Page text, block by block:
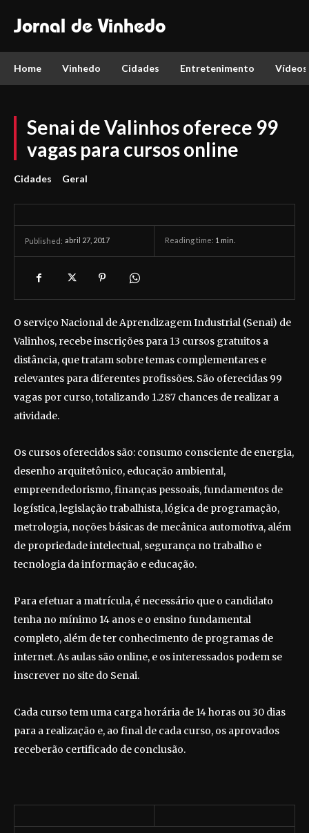
Jornal de Vinhedo
Home Vinhedo Cidades Entretenimento Vídeos
Senai de Valinhos oferece 99
vagas para cursos online
Cidades Geral
Published: abril 27, 2017 Reading time: 1 min.
O serviço Nacional de Aprendizagem Industrial (Senai) de
Valinhos, recebe inscrições para 13 cursos gratuitos a
distância, que tratam sobre temas complementares e
relevantes para diferentes profissões. São oferecidas 99
vagas por curso, totalizando 1.287 chances de realizar a
atividade.
Os cursos oferecidos são: consumo consciente de energia,
desenho arquitetônico, educação ambiental,
empreendedorismo, finanças pessoais, fundamentos de
logística, legislação trabalhista, lógica de programação,
metrologia, noções básicas de mecânica automotiva, além
de propriedade intelectual, segurança no trabalho e
tecnologia da informação e educação.
Para efetuar a matrícula, é necessário que o candidato
tenha no mínimo 14 anos e o ensino fundamental
completo, além de ter conhecimento de programas de
internet. As aulas são online, e os interessados podem se
inscrever no site do Senai.
Cada curso tem uma carga horária de 14 horas ou 30 dias
para a realização e, ao final de cada curso, os aprovados
receberão certificado de conclusão.